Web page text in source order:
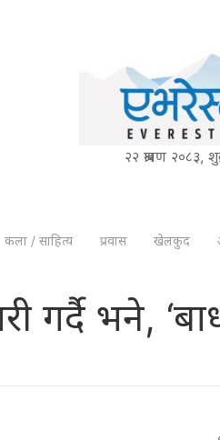
२२ श्रावण
कला / साहित्य प्रवास खेलकुद
गर्दै भने,